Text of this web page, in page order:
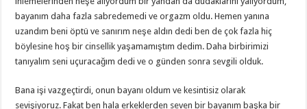
bayanım daha fazla sabredemedi ve orgazm oldu. Hemen yanına
uzandım beni öptü ve sanırım neşe aldın dedi ben de çok fazla hiç
böylesine hoş bir cinsellik yaşamamıştım dedim. Daha birbirimizi
tanıyalım seni uçuracağım dedi ve o günden sonra sevgili olduk.
Bana işi vazgeçtirdi, onun bayanı oldum ve kesintisiz olarak
sevişiyoruz. Fakat ben hala erkeklerden seven bir bayanım başka bir